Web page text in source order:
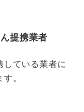
提携業者
している業者に
。